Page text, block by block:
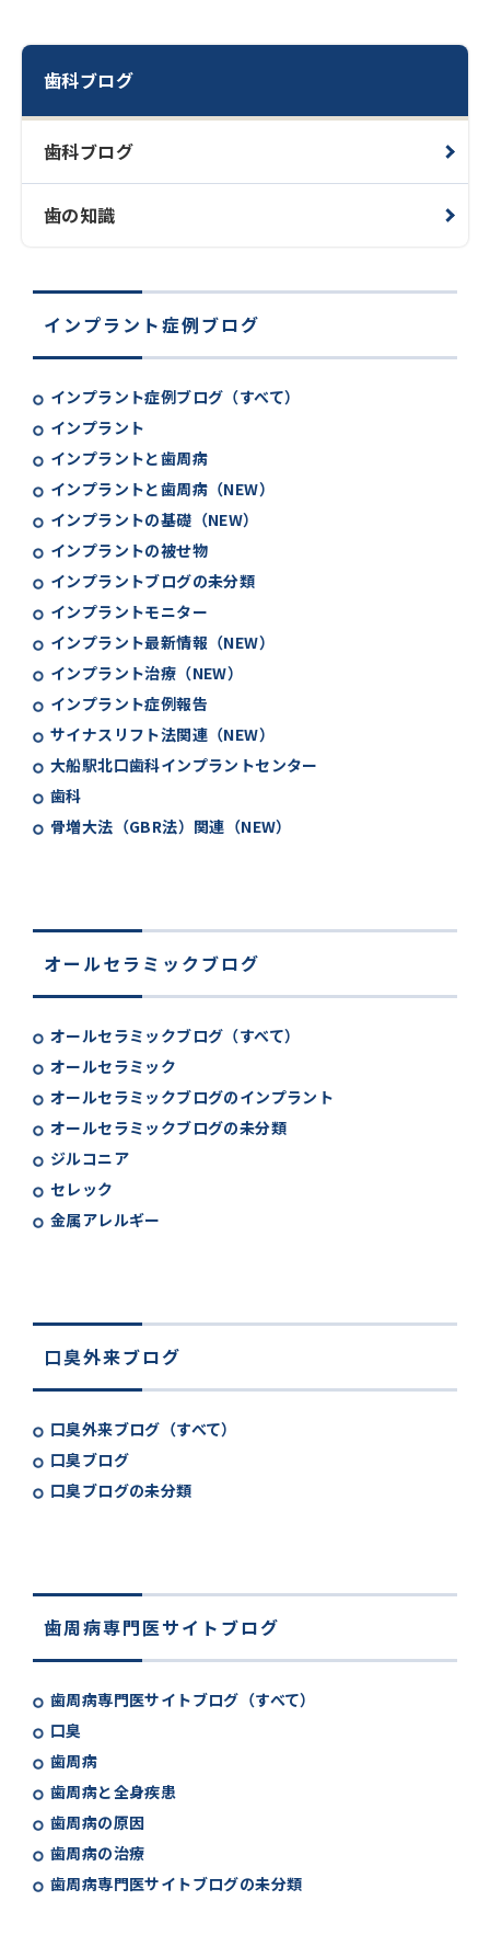
歯科ブログ
歯科ブログ
歯の知識
インプラント症例ブログ
インプラント症例ブログ（すべて）
インプラント
インプラントと歯周病
インプラントと歯周病（NEW）
インプラントの基礎（NEW）
インプラントの被せ物
インプラントブログの未分類
インプラントモニター
インプラント最新情報（NEW）
インプラント治療（NEW）
インプラント症例報告
サイナスリフト法関連（NEW）
大船駅北口歯科インプラントセンター
歯科
骨増大法（GBR法）関連（NEW）
オールセラミックブログ
オールセラミックブログ（すべて）
オールセラミック
オールセラミックブログのインプラント
オールセラミックブログの未分類
ジルコニア
セレック
金属アレルギー
口臭外来ブログ
口臭外来ブログ（すべて）
口臭ブログ
口臭ブログの未分類
歯周病専門医サイトブログ
歯周病専門医サイトブログ（すべて）
口臭
歯周病
歯周病と全身疾患
歯周病の原因
歯周病の治療
歯周病専門医サイトブログの未分類